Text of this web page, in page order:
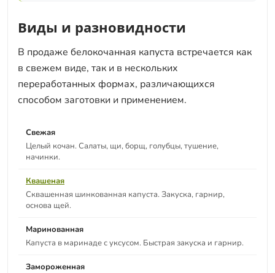
Виды и разновидности
В продаже белокочанная капуста встречается как
в свежем виде, так и в нескольких
переработанных формах, различающихся
способом заготовки и применением.
Свежая
Целый кочан. Салаты, щи, борщ, голубцы, тушение,
начинки.
Квашеная
Сквашенная шинкованная капуста. Закуска, гарнир,
основа щей.
Маринованная
Капуста в маринаде с уксусом. Быстрая закуска и гарнир.
Замороженная